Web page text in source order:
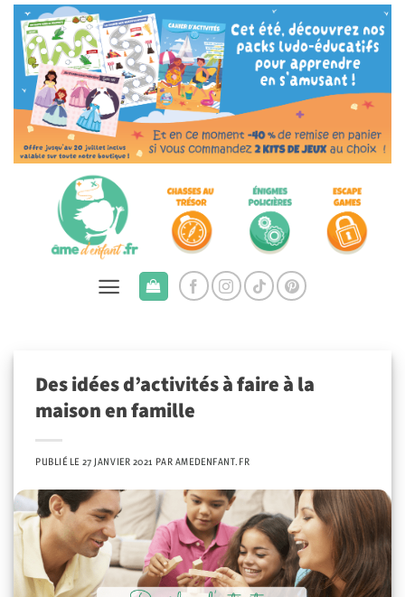
Passer
contenu
Des idées d’activités à faire à la
maison en famille
PUBLIÉ LE 27 JANVIER 2021 PAR AMEDENFANT.FR